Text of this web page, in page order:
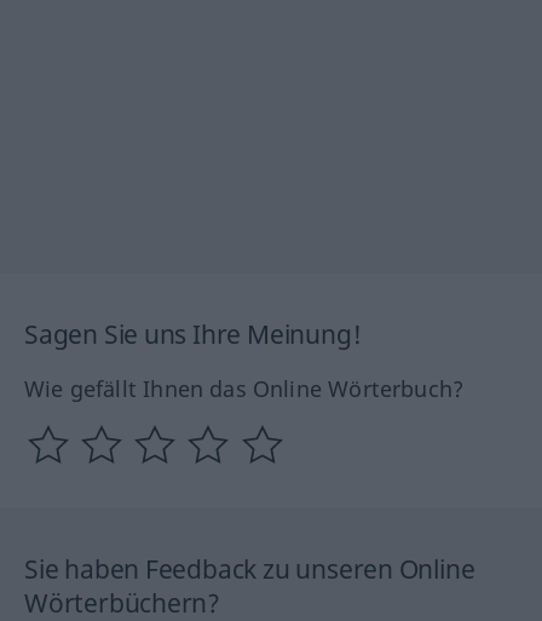
Sagen Sie uns Ihre Meinung!
Wie gefällt Ihnen das Online Wörterbuch?
Sie haben Feedback zu unseren Online
Wörterbüchern?